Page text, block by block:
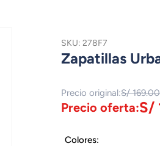
SKU: 278F7
Zapatillas
Precio original:S/ 169.00
Precio oferta:S/
Colores: